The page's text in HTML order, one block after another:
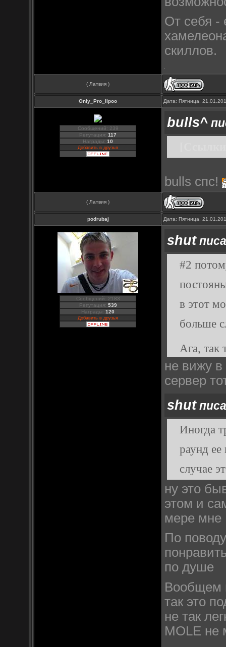
От себя -
скиллов.
( Латвия )
Only_Pro_IIpoo Дата: Пятница,
Сообщений: 239
Репутация:117
Награды:10
Добавить в друзья
bulls^
bulls спс!
( Латвия )
podrubaj Дата: Пятница,
Сообщений: 2183
Репутация: 539
Награды:120
Добавить в друзья
shut
#2
в этот
больше
Ага, так
не вижу в
сервер
shut
Иногда
раунд
случае
ну это
этом и
мере мне
По
по душе
Вообщем
так это
не так
MOLE не